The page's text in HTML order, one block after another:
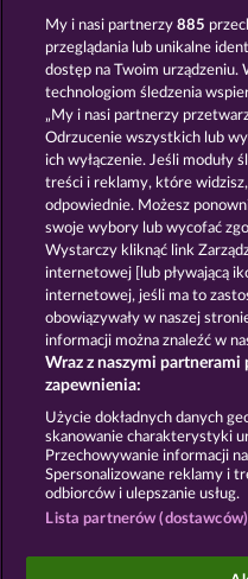
BLITZ COINS
ROMAN LEGION XTREME
Zasady i warunki
Nota prawna
Prześlij
Gry społecznościowe
My i nasi partnerzy885
przeglądania lub unikalne
dostęp na Twoim
technologiom śledzenia
„My i nasi partnerzy
Odrzucenie wszystkich lub
ich wyłączenie. Jeśli moduły
treści i reklamy, które
odpowiednie. Możesz
swoje wybory lub wycofać
Wystarczy kliknąć link
internetowej [lub pływającą
internetowej, jeśli ma to
obowiązywały w naszej
informacji można znaleźć w
Wraz z naszymi partnerami
zapewnienia:
Użycie dokładnych danych
skanowanie charakterystyki
Przechowywanie informacji
Spersonalizowane reklamy i
odbiorców i ulepszanie usług.
Lista partnerów (dostawców)